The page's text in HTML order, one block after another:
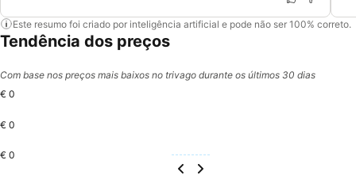
Este resumo foi criado por inteligência artificial e pode não ser 100% correto.
Tendência dos preços
Com base nos preços mais baixos no trivago durante os últimos 30 dias
€ 0
€ 0
€ 0